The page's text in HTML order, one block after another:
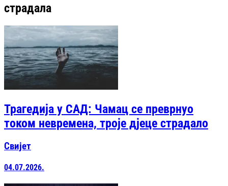
страдала
Трагедија у САД: Чамац се преврнуо
током невремена, троје дјеце страдало
Свијет
04.07.2026.